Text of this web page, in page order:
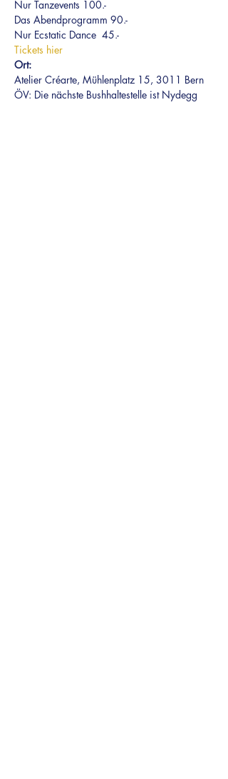
Nur Tanzevents 100.-
Das Abendprogramm 90.-
Nur Ecstatic Dance  45.-
Tickets hier
Ort:
Atelier Créarte, Mühlenplatz 15, 3011 Bern
ÖV: Die nächste Bushhaltestelle ist Nydegg